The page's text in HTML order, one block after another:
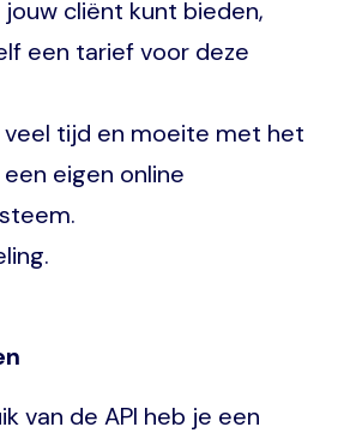
cliënt kunt bieden,
een tarief voor deze
tijd en moeite met het
eigen online
van de API heb je een